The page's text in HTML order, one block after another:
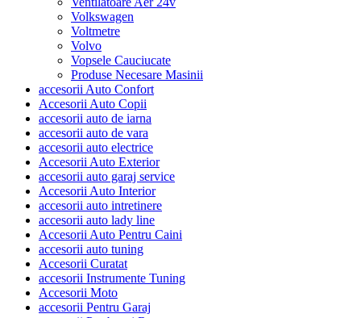
Volkswagen
Voltmetre
Volvo
Vopsele Cauciucate
Produse Necesare Masinii
accesorii Auto Confort
Accesorii Auto Copii
accesorii auto de iarna
accesorii auto de vara
accesorii auto electrice
Accesorii Auto Exterior
accesorii auto garaj service
Accesorii Auto Interior
accesorii auto intretinere
accesorii auto lady line
Accesorii Auto Pentru Caini
accesorii auto tuning
Accesorii Curatat
accesorii Instrumente Tuning
Accesorii Moto
accesorii Pentru Garaj